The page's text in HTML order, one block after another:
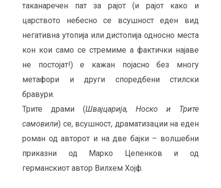
таканаречен пат за рајот (и рајот како и
царството небесно се всушност еден вид
негативна утопија или дистопија односно места
кон кои само се стремиме а фактички најаве
не постојат!) е кажан појасно без многу
метафори и други споредбени стилски
бравури.
Трите драми (Швајцарија, Носко и Трите
самовили) се, всушност, драматизации на еден
роман од авторот и на две бајки – волшебни
приказни од Марко Цепенков и од
германскиот автор Вилхем Хојф.